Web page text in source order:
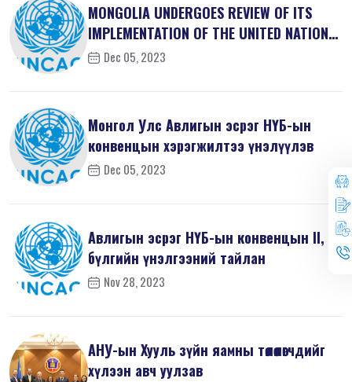
MONGOLIA UNDERGOES REVIEW OF ITS
IMPLEMENTATION OF THE UNITED NATIONS
... Dec 05, 2023
Монгол Улс Авлигын эсрэг НҮБ-ын
конвенцын хэрэгжилтээ үнэлүүлэв
Dec 05, 2023
Авлигын эсрэг НҮБ-ын конвенцын II, V
бүлгийн үнэлгээний тайлан
Nov 28, 2023
АНУ-ын Хууль зүйн яамны төлөөлөгчдийг
хүлээн авч уулзав